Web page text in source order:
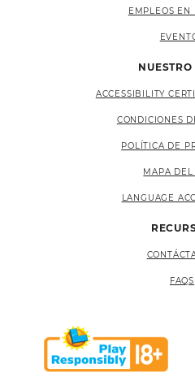
EMPLEOS EN
ACCESSIBILITY
CONDICIONES
POLÍTICA DE
MAPA DEL
LANGUAGE
FAQS